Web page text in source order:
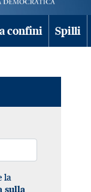
confini Spilli
la
sulla